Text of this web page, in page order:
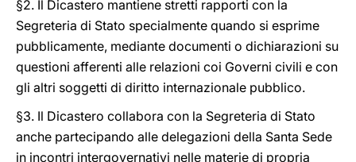
§2. Il Dicastero mantiene stretti rapporti con la
Segreteria di Stato specialmente quando si esprime
pubblicamente, mediante documenti o dichiarazioni su
questioni afferenti alle relazioni coi Governi civili e con
gli altri soggetti di diritto internazionale pubblico.
§3. Il Dicastero collabora con la Segreteria di Stato
anche partecipando alle delegazioni della Santa Sede
in incontri intergovernativi nelle materie di propria